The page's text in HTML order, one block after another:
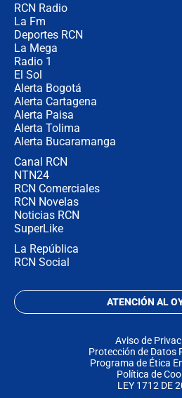
RCN Radio
La Fm
Deportes RCN
La Mega
Radio 1
El Sol
Alerta Bogotá
Alerta Cartagena
Alerta Paisa
Alerta Tolima
Alerta Bucaramanga
Canal RCN
NTN24
RCN Comerciales
RCN Novelas
Noticias RCN
SuperLike
La República
RCN Social
ATENCIÓN AL
Aviso de
Protección de Datos
Programa de Ética
Política de
LEY 1712 DE